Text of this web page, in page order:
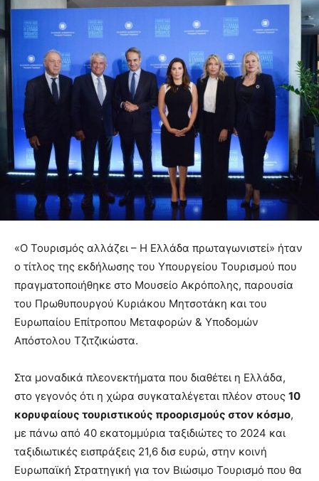
«Ο Τουρισμός αλλάζει – Η Ελλάδα πρωταγωνιστεί» ήταν
ο τίτλος της εκδήλωσης του Υπουργείου Τουρισμού που
πραγματοποιήθηκε στο Μουσείο Ακρόπολης, παρουσία
του Πρωθυπουργού Κυριάκου Μητσοτάκη και του
Ευρωπαίου Επίτροπου Μεταφορών & Υποδομών
Απόστολου Τζιτζικώστα.
Στα μοναδικά πλεονεκτήματα που διαθέτει η Ελλάδα,
στο γεγονός ότι η χώρα συγκαταλέγεται πλέον στους 10
κορυφαίους τουριστικούς προορισμούς στον κόσμο,
με πάνω από 40 εκατομμύρια ταξιδιώτες το 2024 και
ταξιδιωτικές εισπράξεις 21,6 δισ ευρώ, στην κοινή
Ευρωπαϊκή Στρατηγική για τον Βιώσιμο Τουρισμό που θα